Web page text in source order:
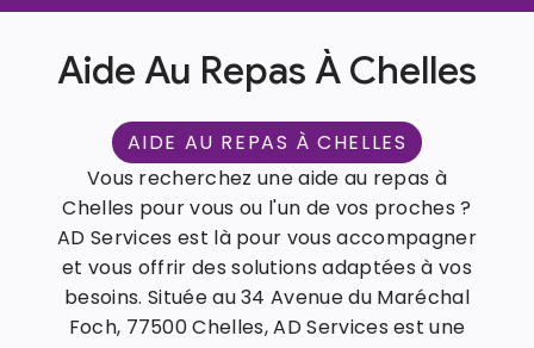
Aide Au Repas À Chelles
AIDE AU REPAS À CHELLES
Vous recherchez une aide au repas à
Chelles pour vous ou l'un de vos proches ?
AD Services est là pour vous accompagner
et vous offrir des solutions adaptées à vos
besoins. Située au 34 Avenue du Maréchal
Foch, 77500 Chelles, AD Services est une